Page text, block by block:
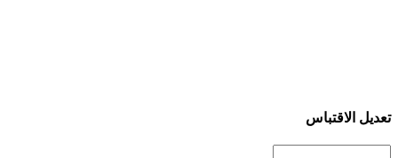
تعديل الاقتباس